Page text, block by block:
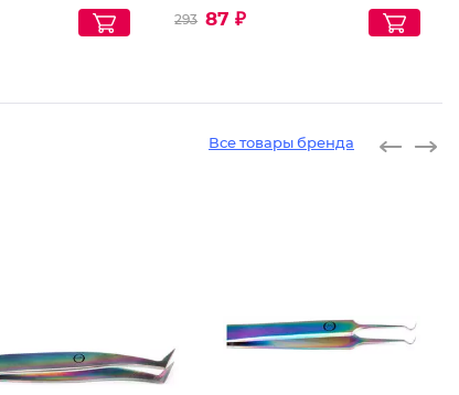
293 87 ₽
Все товары бренда